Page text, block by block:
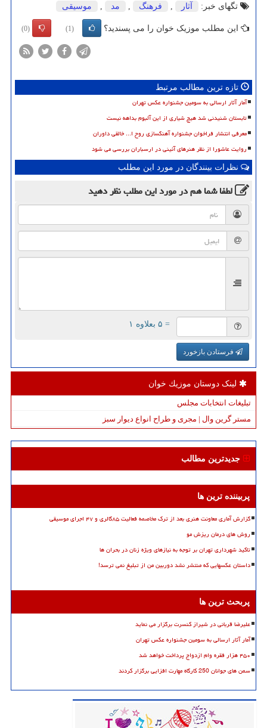
تگهای خبر:
آثار , فرهنگ , مد , موسیقی
این مطلب موزیک خوان را می پسندید؟ (1)
(0)
تازه ترین مطالب مرتبط
آمار آثار ارسالی به سومین جشنواره عکس تهران
تابستان شنیدنی شد هیچ شیاری از این آلبوم بداهه نیست
معرفی انتشار فراخوان جشنواره آهنگسازی روح ا... خالقی داوران
روایت عاشورا از نظر هنرهای آئینی در ارسباران بررسی می شود
نظرات بینندگان در مورد این مطلب
لطفا شما همدر مورد این مطلبنظر دهید
= ۵ بعلاوه ۱
فرستادن بازخورد
لینک دوستان موزیك خوان
تبلیغات انتخابات مجلس
مستر گرین وال | مجری و طراح انواع دیوار سبز
جدیدترین مطالب
پربیننده ترین ها
گزارش آماری معاونت هنری بعد از ترک مخاصمه فعالیت ۸۵گالری و ۴۷ اجرای موسیقی
روش های درمان ریزش مو
تاکید شهرداری تهران بر توجه به نیازهای ویژه زنان در بحران ها
داستان عکسهایی که منتشر نشد دوربین من از تبلیغ نمی ترسد!
پربحث ترین ها
علیرضا قربانی در شیراز کنسرت برگزار می نماید
آمار آثار ارسالی به سومین جشنواره عکس تهران
۴۵۰ هزار فقره وام ازدواج پرداخت خواهد شد
سمن های جوانان 250 کارگاه مهارت افزایی برگزار کردند